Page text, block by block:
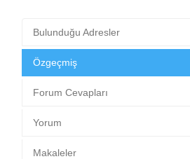
Bulunduğu Adresler
Özgeçmiş
Forum Cevapları
Yorum
Makaleler